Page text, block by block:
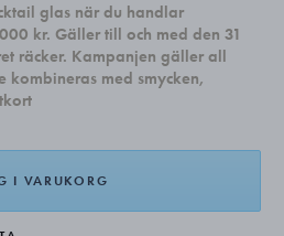
glas när du handlar
kr. Gäller till och med den 31
räcker. Kampanjen gäller all
kombineras med smycken,
I VARUKORG